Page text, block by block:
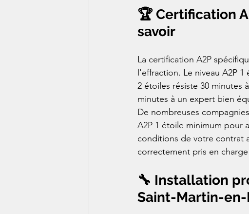
🏆 Certification
savoir
La certification A2P
l'effraction. Le niveau A2P
2 étoiles résiste 30 minutes
minutes à un expert bien
De nombreuses
A2P 1 étoile minimum pour
conditions de votre contrat
correctement pris en
🔧 Installation
Saint-Martin-